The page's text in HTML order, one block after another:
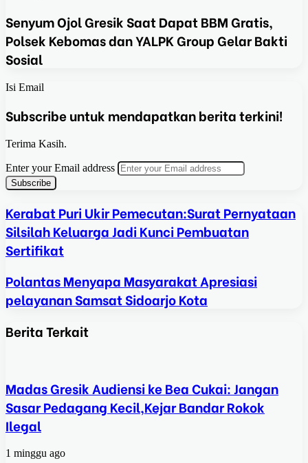
Senyum Ojol Gresik Saat Dapat BBM Gratis,
Polsek Kebomas dan YALPK Group Gelar Bakti
Sosial
Isi Email
Subscribe untuk mendapatkan berita terkini!
Terima Kasih.
Enter your Email address
Kerabat Puri Ukir Pemecutan:Surat Pernyataan
Silsilah Keluarga Jadi Kunci Pembuatan
Sertifikat
Polantas Menyapa Masyarakat Apresiasi
pelayanan Samsat Sidoarjo Kota
Berita Terkait
Madas Gresik Audiensi ke Bea Cukai: Jangan
Sasar Pedagang Kecil,Kejar Bandar Rokok
Ilegal
1 minggu ago